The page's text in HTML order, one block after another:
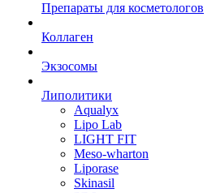
Препараты для косметологов
Коллаген
Экзосомы
Липолитики
Aqualyx
Lipo Lab
LIGHT FIT
Meso-wharton
Liporase
Skinasil